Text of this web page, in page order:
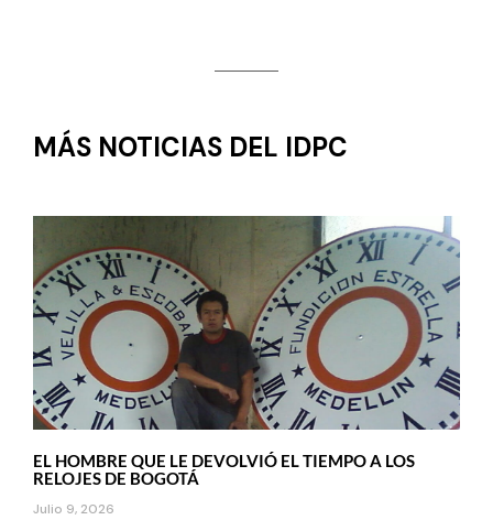
MÁS NOTICIAS DEL IDPC
EL HOMBRE QUE LE DEVOLVIÓ EL TIEMPO A LOS
RELOJES DE BOGOTÁ
Julio 9, 2026